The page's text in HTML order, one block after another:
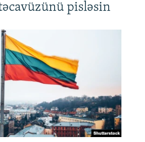
pisləsin